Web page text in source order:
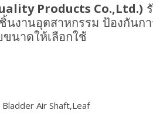
Products Co.,Ltd.)
งานอุตสาหกรรม ป้องกันก
นาดให้เลือกใช้
Air Shaft,Leaf